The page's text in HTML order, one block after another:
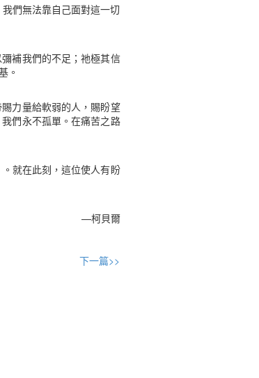
們無法靠自己面對這一切
補我們的不足；祂極其信
。
力量給軟弱的人，賜盼望
們永不孤單。在痛苦之路
就在此刻，這位使人有盼
—柯貝爾
下一篇>>